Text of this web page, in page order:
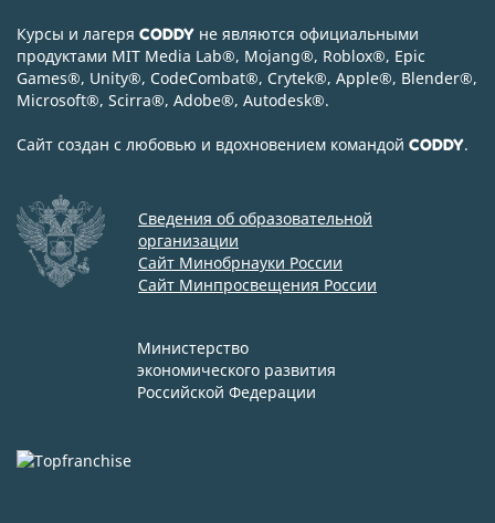
Курсы и лагеря CODDY не являются официальными
продуктами MIT Media Lab®, Mojang®, Roblox®, Epic
Games®, Unity®, CodeСombat®, Crytek®, Apple®, Blender®,
Microsoft®, Scirra®, Adobe®, Autodesk®.
Сайт создан с любовью и вдохновением командой CODDY.
Сведения об образовательной
организации
Сайт Минобрнауки России
Сайт Минпросвещения России
Министерство
экономического развития
Российской Федерации